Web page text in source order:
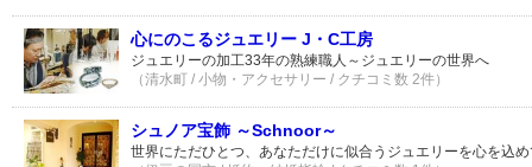
心にのこるジュエリー J・C工房
ジュエリーの加工33年の熟練職人～ジュエリーの世界へ
（清水町 / 小物・アクセサリー / クチコミ数 2件）
シュノア宝飾 ～Schnoor～
世界にただひとつ、あなただけに似合うジュエリーを心を込